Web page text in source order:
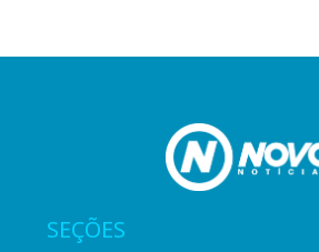
SEÇÕES